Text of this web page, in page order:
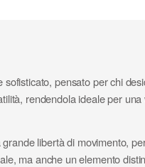
pensato per chi
rendendola ideale per
libertà di movimento,
ma anche un elemento